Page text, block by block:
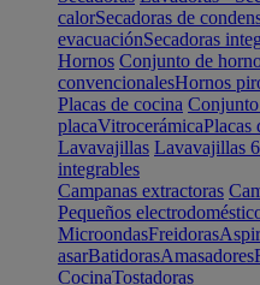
calorSecadoras de
evacuaciónSecadoras
Hornos Conjunto de
convencionalesHornos
Placas de cocina
placaVitrocerámicaPlacas
Lavavajillas Lavavajillas
integrables
Campanas extractoras
Pequeños
MicroondasFreidoras
asarBatidorasAmasadores
CocinaTostadoras